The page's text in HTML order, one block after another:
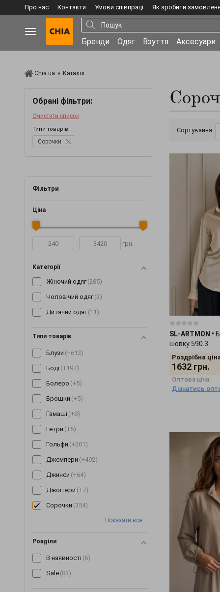
Про нас Контакти Умови співпраці Як зробити
Бренди Одяг Взуття Аксесуари
Chia.ua » Каталог
Обрані фільтри:
Очистити список
Типи товарів:
Сорочки
Фільтри
Ціна
- грн.
Категорії
Жіночий одяг (285)
Чоловічий одяг (2)
Дитячий одяг (11)
Типи товарів
Блузи (+613)
Боді (+197)
Болеро (+5)
Брошки (+5)
Гамаші (+8)
Гетри (+5)
Гольфи (+201)
Джемпери (+492)
Джинси (+64)
Джоггери (+7)
Сорочки (354)
Показати все
Розділи
В наявності (6)
Sale (83)
Сортування:
SL-ARTMON •
шовку 590.3
Роздрібна
1632 грн.
Оптова ціна:
Дізнатись